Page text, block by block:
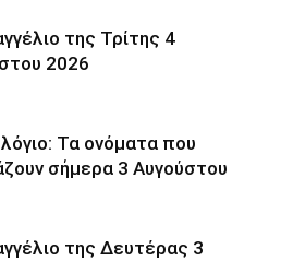
της Τρίτης 4
2026
Τα ονόματα που
σήμερα 3 Αυγούστου
της Δευτέρας 3